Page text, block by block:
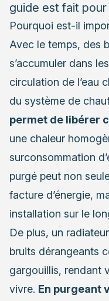
guide est fait pour
Pourquoi est-il
Avec le temps, des
s’accumuler dans
circulation de l’eau
du système de
permet de libérer
une chaleur
surconsommation
purgé peut non
facture d’énergie,
installation sur le
De plus, un
bruits dérangeants
gargouillis, rendant
vivre. En purgeant